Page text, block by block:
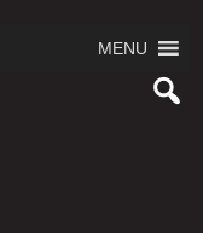
MENU